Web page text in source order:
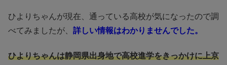
ひよりちゃんが現在、通っている高校が気になったので調
べてみましたが、 詳しい情報はわかりませんでした。
ひよりちゃんは静岡県出身地で高校進学をきっかけに上京